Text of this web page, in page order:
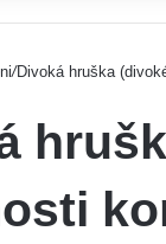
/Divoká hruška